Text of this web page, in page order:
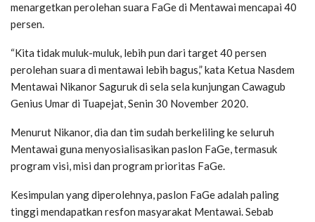
menargetkan perolehan suara FaGe di Mentawai mencapai 40
persen.
“Kita tidak muluk-muluk, lebih pun dari target 40 persen
perolehan suara di mentawai lebih bagus,” kata Ketua Nasdem
Mentawai Nikanor Saguruk di sela sela kunjungan Cawagub
Genius Umar di Tuapejat, Senin 30 November 2020.
Menurut Nikanor, dia dan tim sudah berkeliling ke seluruh
Mentawai guna menyosialisasikan paslon FaGe, termasuk
program visi, misi dan program prioritas FaGe.
Kesimpulan yang diperolehnya, paslon FaGe adalah paling
tinggi mendapatkan resfon masyarakat Mentawai. Sebab